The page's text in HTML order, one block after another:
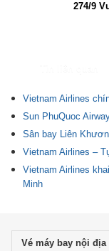
274/9
Vietnam Airlines
Sun PhuQuoc
Sân bay Liên
Vietnam Airlines –
Vietnam Airlines
Minh
Vé máy bay nội địa